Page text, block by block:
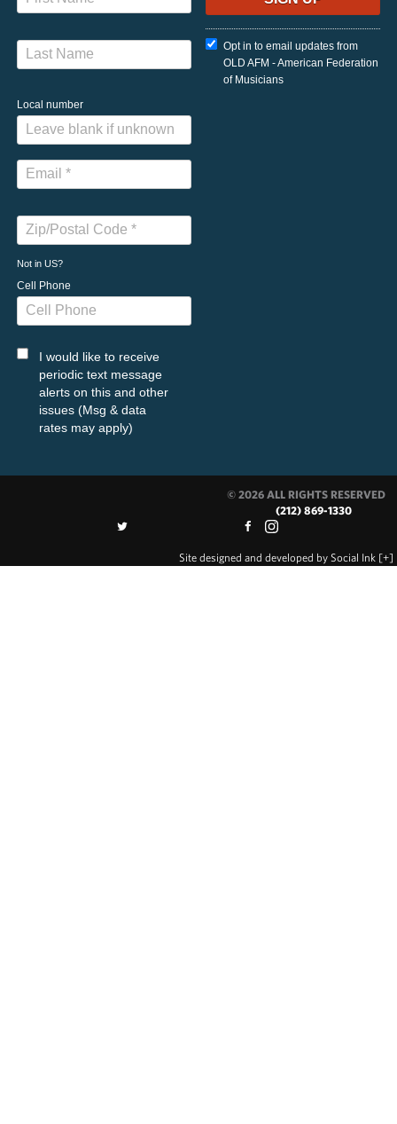
Local number
Not in US?
Cell Phone
I would like to receive
periodic text message
alerts on this and other
issues (Msg & data
rates may apply)
Opt in to email updates from
OLD AFM - American Federation
of Musicians
© 2026 ALL RIGHTS RESERVED
(212) 869-1330
Site designed and developed by Social Ink [+]